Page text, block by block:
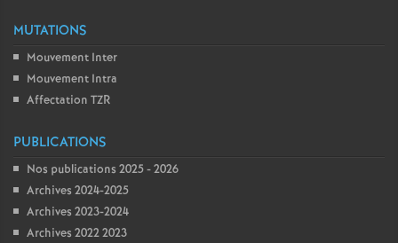
MUTATIONS
Mouvement Inter
Mouvement Intra
Affectation TZR
PUBLICATIONS
Nos publications 2025 - 2026
Archives 2024-2025
Archives 2023-2024
Archives 2022 2023